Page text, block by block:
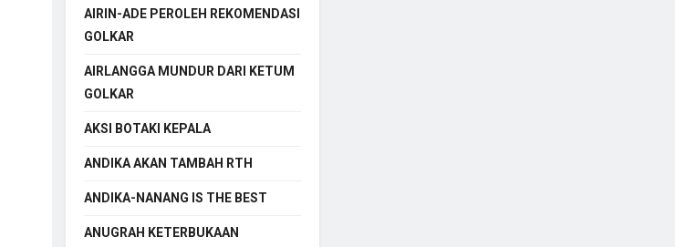
AIRIN-ADE PEROLEH REKOMENDASI
GOLKAR
AIRLANGGA MUNDUR DARI KETUM
GOLKAR
AKSI BOTAKI KEPALA
ANDIKA AKAN TAMBAH RTH
ANDIKA-NANANG IS THE BEST
ANUGRAH KETERBUKAAN